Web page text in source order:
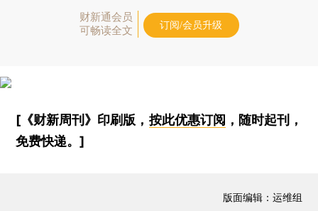
财新通会员
可畅读全文
订阅/会员升级
[《财新周刊》印刷版， 按此优惠订阅 ，随时起刊，
免费快递。]
版面编辑：运维组